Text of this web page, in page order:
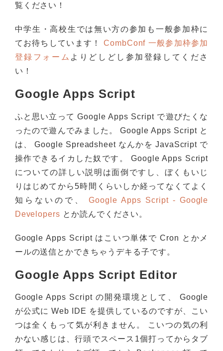
覧ください！
中学生・高校生では無い方の参加も一般参加枠に
てお待ちしています！ CombConf 一般参加枠参加
登録フォーム よりどしどし参加登録してくださ
い！
Google Apps Script
ふと思い立って Google Apps Script で遊びたくな
ったので遊んでみました。 Google Apps Script と
は、 Google Spreadsheet なんかを JavaScript で
操作できるイカした奴です。 Google Apps Script
についての詳しい説明は面倒ですし、ぼくもいじ
りはじめてから5時間くらいしか経ってなくてよく
知らないので、Google Apps Script - Google
Developers とか読んでください。
Google Apps Script はこいつ単体で Cron とかメ
ールの送信とかできちゃうデキる子です。
Google Apps Script Editor
Google Apps Script の開発環境として、 Google
が公式に Web IDE を提供しているのですが、こい
つは全くもって気が利きません。 こいつの気の利
かない感じは、行頭でスペース1個打ってからタブ